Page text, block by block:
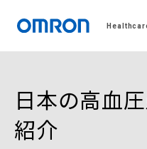
日本の高血
紹介